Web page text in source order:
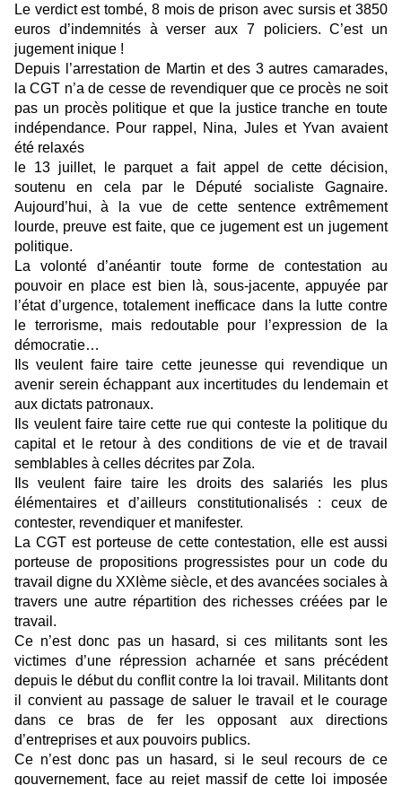
Le verdict est tombé, 8 mois de prison avec sursis et 3850
euros d’indemnités à verser aux 7 policiers. C’est un
jugement inique !
Depuis l’arrestation de Martin et des 3 autres camarades,
la CGT n’a de cesse de revendiquer que ce procès ne soit
pas un procès politique et que la justice tranche en toute
indépendance. Pour rappel, Nina, Jules et Yvan avaient
été relaxés
le 13 juillet, le parquet a fait appel de cette décision,
soutenu en cela par le Député socialiste Gagnaire.
Aujourd’hui, à la vue de cette sentence extrêmement
lourde, preuve est faite, que ce jugement est un jugement
politique.
La volonté d’anéantir toute forme de contestation au
pouvoir en place est bien là, sous-jacente, appuyée par
l’état d’urgence, totalement inefficace dans la lutte contre
le terrorisme, mais redoutable pour l’expression de la
démocratie…
Ils veulent faire taire cette jeunesse qui revendique un
avenir serein échappant aux incertitudes du lendemain et
aux dictats patronaux.
Ils veulent faire taire cette rue qui conteste la politique du
capital et le retour à des conditions de vie et de travail
semblables à celles décrites par Zola.
Ils veulent faire taire les droits des salariés les plus
élémentaires et d’ailleurs constitutionalisés : ceux de
contester, revendiquer et manifester.
La CGT est porteuse de cette contestation, elle est aussi
porteuse de propositions progressistes pour un code du
travail digne du XXIème siècle, et des avancées sociales à
travers une autre répartition des richesses créées par le
travail.
Ce n’est donc pas un hasard, si ces militants sont les
victimes d’une répression acharnée et sans précédent
depuis le début du conflit contre la loi travail. Militants dont
il convient au passage de saluer le travail et le courage
dans ce bras de fer les opposant aux directions
d’entreprises et aux pouvoirs publics.
Ce n’est donc pas un hasard, si le seul recours de ce
gouvernement, face au rejet massif de cette loi imposée